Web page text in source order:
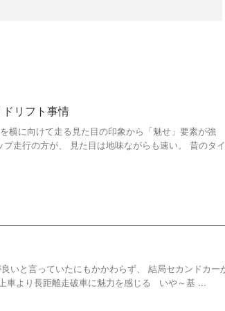
リフト事情
横に向けて走る見た目の印象から「魅せ」要素が強
走行の方が、 見た目は地味ながらも速い。 昔のタイ
いと言っていたにもかかわらず、 結局セカンドカー
車より長距離走破車に魅力を感じる いや～基 ...